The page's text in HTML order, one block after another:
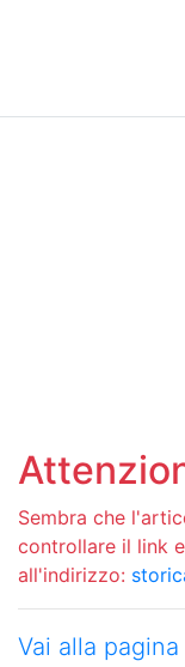
Sembra che
controllare il link
all'indirizzo:
Vai alla